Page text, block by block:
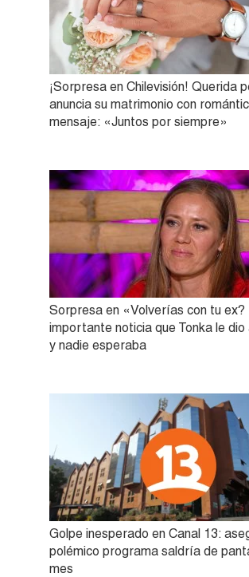
¡Sorpresa en Chilevisión! Querida
anuncia su matrimonio con
mensaje: «Juntos por siempre»
Sorpresa en «Volverías con tu ex?
importante noticia que Tonka le dio
y nadie esperaba
Golpe inesperado en Canal 13:
polémico programa saldría de
mes